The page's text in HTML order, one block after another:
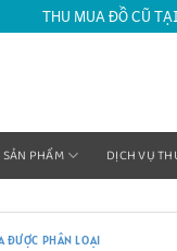
THU MUA ĐỒ CŨ
SẢN PHẨM DỊCH VỤ
ĐƯỢC PHÂN LOẠI